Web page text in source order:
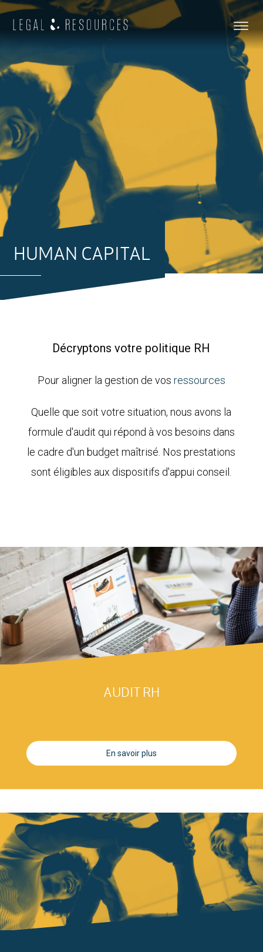
HUMAN CAPITAL
Décryptons votre politique RH
Pour aligner la gestion de vos ressources
Quelle que soit votre situation, nous avons la
formule d'audit qui répond à vos besoins dans
le cadre d'un budget maîtrisé. Nos prestations
sont éligibles aux dispositifs d'appui conseil.
AUDIT RH
En savoir plus